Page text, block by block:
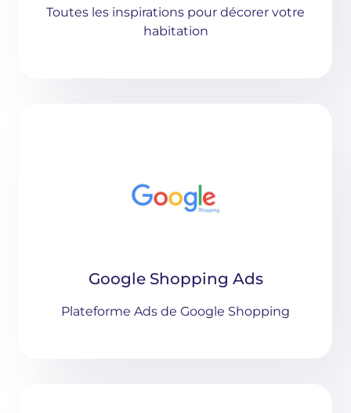
Toutes les inspirations pour décorer votre
habitation
Google Shopping Ads
Plateforme Ads de Google Shopping